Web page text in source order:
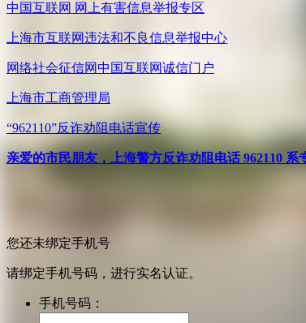
中国互联网 网上有害信息举报专区
上海市互联网违法和不良信息举报中心
网络社会征信网中国互联网诚信门户
上海市工商管理局
“962110”反诈劝阻电话宣传
亲爱的市民朋友，上海警方反诈劝阻电话 962110
您还未绑定手机号
请绑定手机号码，进行实名认证。
手机号码：